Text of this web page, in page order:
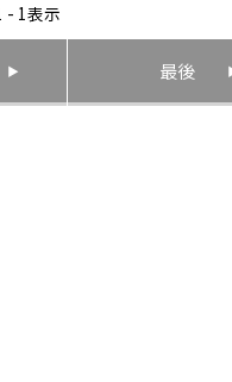
- 1表示
最後